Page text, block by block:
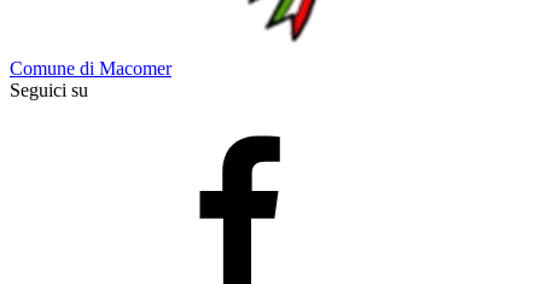
Comune di Macomer
Seguici su